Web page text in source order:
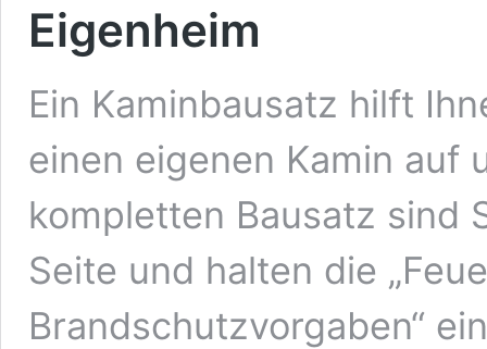
Eigenheim
Ein Kaminbausatz hilft
einen eigenen Kamin auf
kompletten Bausatz sind
Seite und halten die
Brandschutzvorgaben“